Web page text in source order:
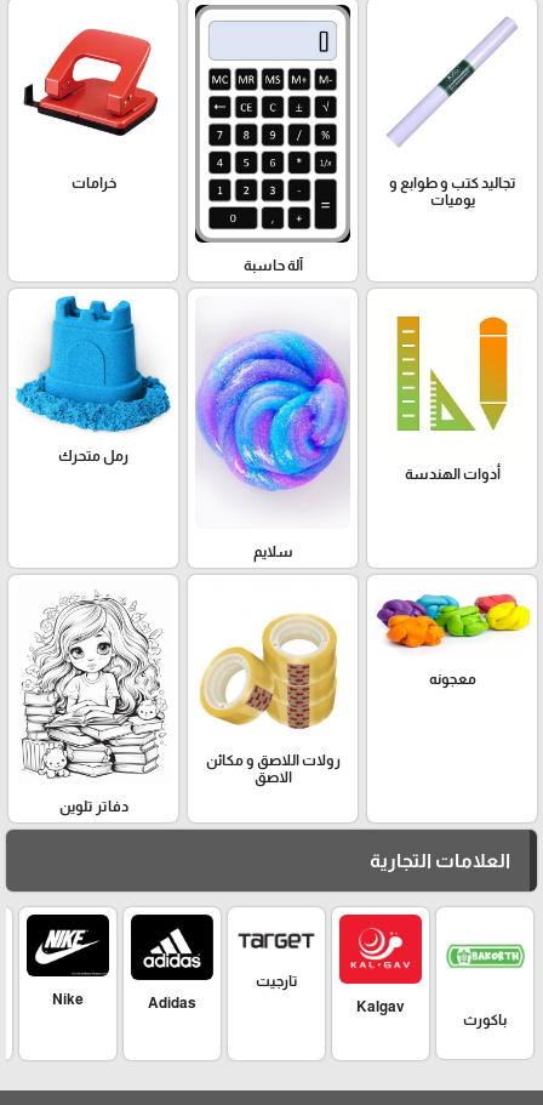
تجاليد كتب و طوابع و
يوميات
آلة حاسبة
خرامات
أدوات الهندسة
سلايم
رمل متحرك
معجونه
رولات اللاصق و مكائن
الاصق
دفاتر تلوين
العلامات التجارية
باكورث
Kalgav
تارجيت
Adidas
Nike